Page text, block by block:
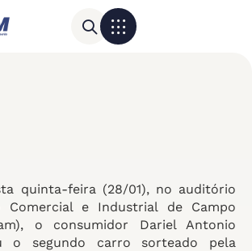
quinta-feira (28/01), no auditório
Comercial e Industrial de Campo
o consumidor Dariel Antonio
o segundo carro sorteado pela